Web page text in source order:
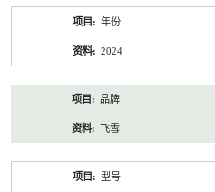
年份
2024
品牌
飞雪
型号